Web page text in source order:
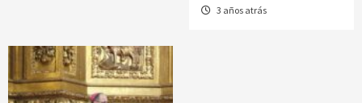
3 años atrás